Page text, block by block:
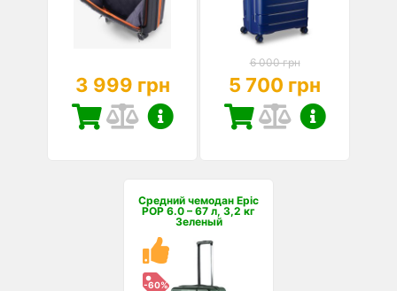
3 999 грн
6 000 грн
5 700 грн
Средний чемодан Epic
POP 6.0 – 67 л, 3,2 кг
Зеленый
-60%